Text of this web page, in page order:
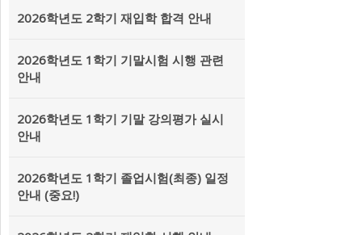
2026학년도 2학기 재입학 합격 안내
2026학년도 1학기 기말시험 시행 관련
안내
2026학년도 1학기 기말 강의평가 실시
안내
2026학년도 1학기 졸업시험(최종) 일정
안내 (중요!)